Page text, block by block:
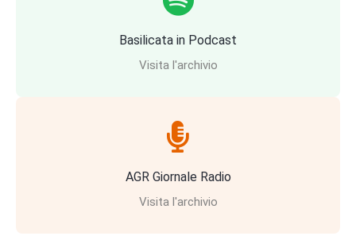
Basilicata in Podcast
Visita l'archivio
AGR Giornale Radio
Visita l'archivio